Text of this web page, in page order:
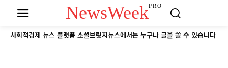
NewsWeekPRO
사회적경제 뉴스 플랫폼 소셜브릿지뉴스에서는 누구나 글을 쓸 수 있습니다